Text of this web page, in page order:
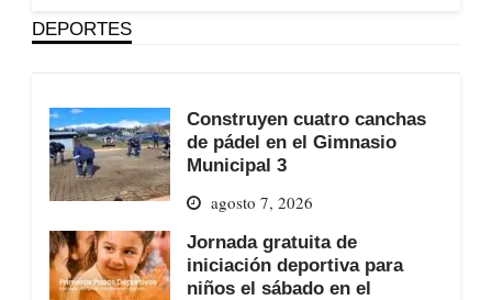
DEPORTES
Construyen cuatro canchas
de pádel en el Gimnasio
Municipal 3
agosto 7, 2026
Jornada gratuita de
iniciación deportiva para
niños el sábado en el